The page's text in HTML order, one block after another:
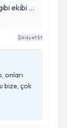
ekibi de
EzherŞikayet Et
onları
bize, çok